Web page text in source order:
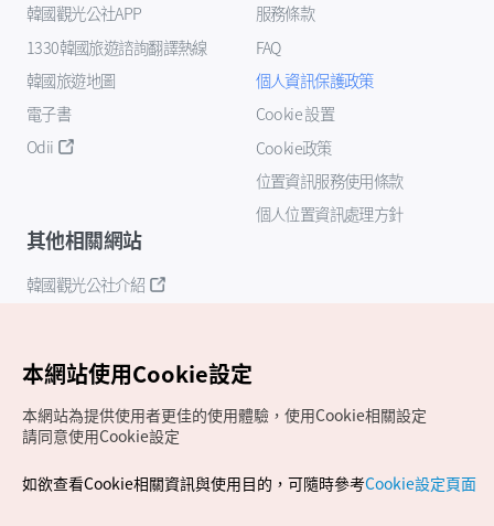
韓國觀光公社APP
1330韓國旅遊諮詢翻譯熱線
韓國旅遊地圖
電子書
Odii
服務條款
FAQ
個人資訊保護政策
Cookie 設置
Cookie政策
位置資訊服務使用條款
個人位置資訊處理方針
其他相關網站
韓國觀光公社介紹
Copyrights (c) 韓國觀光公社版權所有
本網站使用Cookie設定
本網站為提供使用者更佳的使用體驗，使用Cookie相關設定
請同意使用Cookie設定
如欲查看Cookie相關資訊與使用目的，可隨時參考Cookie設定頁面